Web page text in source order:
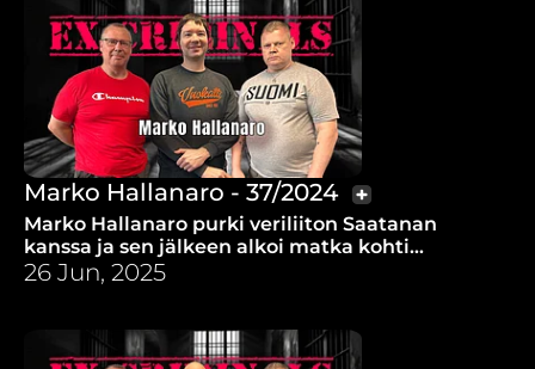
Marko Hallanaro - 37/2024
Marko Hallanaro purki veriliiton Saatanan
kanssa ja sen jälkeen alkoi matka kohti
vapautta.
26 Jun, 2025